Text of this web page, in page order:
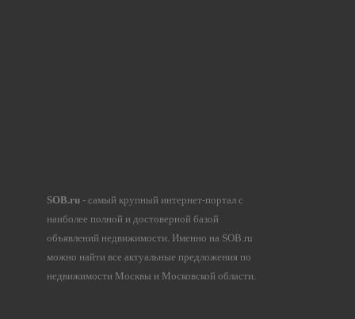
SOB.ru- самый крупный интернет-портал с
наиболее полной и достоверной базой
объявлений недвижимости. Именно на SOB.ru
можно найти все актуальные предложения по
недвижимости Москвы и Московской области.